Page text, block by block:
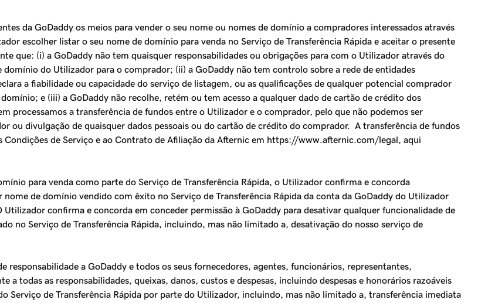
da GoDaddy os meios para vender o seu nome ou nomes de domínio a compradores interessados através
escolher listar o seu nome de domínio para venda no Serviço de Transferência Rápidae aceitar o presente
que: (i) a GoDaddy não tem quaisquer responsabilidades ou obrigações para com o Utilizador através do
do Utilizador para o comprador; (ii) a GoDaddy não tem controlo sobre a rede de entidades
a fiabilidade ou capacidade do serviço de listagem, ou as qualificações de qualquer potencial comprador
e (iii) a GoDaddy não recolhe, retém ou tem acesso a qualquer dado de cartão de crédito dos
processamos a transferência de fundos entre o Utilizador e o comprador, pelo que não podemos ser
ou divulgação de quaisquer dados pessoais ou do cartão de crédito do comprador. A transferência de fundos
Condições de Serviço e ao Contrato de Afiliação da Afternic em https://www.afternic.com/legal, aqui
para venda como parte do Serviço de Transferência Rápida, o Utilizador confirma e concorda
de domínio vendido com êxito no Serviço de Transferência Rápidada conta da GoDaddy do Utilizador
confirma e concorda em conceder permissão à GoDaddy para desativar qualquer funcionalidade de
no Serviço de Transferência Rápida, incluindo, mas não limitado a, desativação do nosso serviço de
a GoDaddy e todos os seus fornecedores, agentes, funcionários, representantes,
a todas as responsabilidades, queixas, danos, custos e despesas, incluindo despesas e honorários razoáveis
Serviço de Transferência Rápidapor parte do Utilizador, incluindo, mas não limitado a, transferência imediata